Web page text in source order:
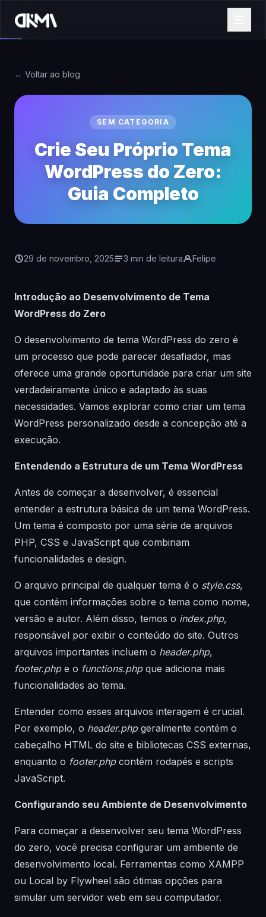
← Voltar ao blog
SEM CATEGORIA
Crie Seu Próprio Tema
WordPress do Zero:
Guia Completo
29 de novembro, 2025 3 min de leitura Felipe
Introdução ao Desenvolvimento de Tema
WordPress do Zero
O desenvolvimento de tema WordPress do zero é
um processo que pode parecer desafiador, mas
oferece uma grande oportunidade para criar um site
verdadeiramente único e adaptado às suas
necessidades. Vamos explorar como criar um tema
WordPress personalizado desde a concepção até a
execução.
Entendendo a Estrutura de um Tema WordPress
Antes de começar a desenvolver, é essencial
entender a estrutura básica de um tema WordPress.
Um tema é composto por uma série de arquivos
PHP, CSS e JavaScript que combinam
funcionalidades e design.
O arquivo principal de qualquer tema é o style.css,
que contém informações sobre o tema como nome,
versão e autor. Além disso, temos o index.php,
responsável por exibir o conteúdo do site. Outros
arquivos importantes incluem o header.php,
footer.phpe o functions.phpque adiciona mais
funcionalidades ao tema.
Entender como esses arquivos interagem é crucial.
Por exemplo, o header.phpgeralmente contém o
cabeçalho HTML do site e bibliotecas CSS externas,
enquanto o footer.phpcontém rodapés e scripts
JavaScript.
Configurando seu Ambiente de Desenvolvimento
Para começar a desenvolver seu tema WordPress
do zero, você precisa configurar um ambiente de
desenvolvimento local. Ferramentas como XAMPP
ou Local by Flywheel são ótimas opções para
simular um servidor web em seu computador.